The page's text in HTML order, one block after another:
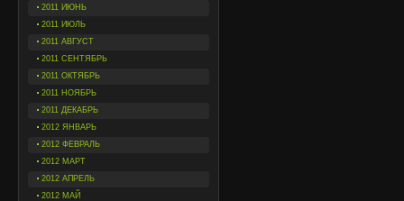
2011 ИЮНЬ
2011 ИЮЛЬ
2011 АВГУСТ
2011 СЕНТЯБРЬ
2011 ОКТЯБРЬ
2011 НОЯБРЬ
2011 ДЕКАБРЬ
2012 ЯНВАРЬ
2012 ФЕВРАЛЬ
2012 МАРТ
2012 АПРЕЛЬ
2012 МАЙ